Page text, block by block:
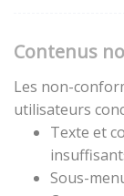
Contenus
Les non-
utilisateurs
Texte et
Sous-